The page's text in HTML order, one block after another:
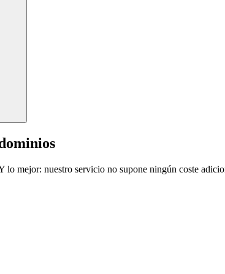
mejor: nuestro servicio no supone ningún coste